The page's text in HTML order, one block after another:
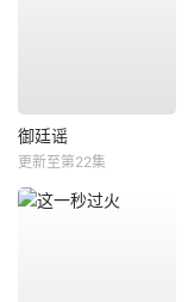
御廷谣
更新至第22集